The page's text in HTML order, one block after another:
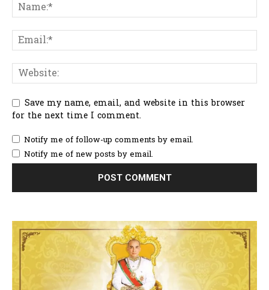
Save my name, email, and website in this browser
for the next time I comment.
Notify me of follow-up comments by email.
Notify me of new posts by email.